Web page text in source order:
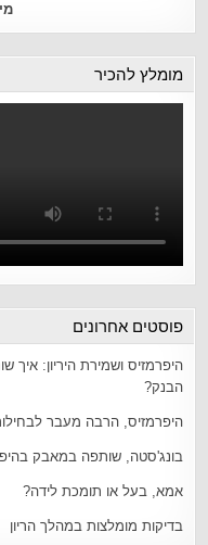
מומלץ להכיר
פוסטים אחרונים
היפרמזיס ושמירת היריון: איך
הבנק?
היפרמזיס, הרבה מעבר
בונג'סטה, שותפה במאבק
אמא, בעל או תומכת לידה?
בדיקות מומלצות במהלך הריון